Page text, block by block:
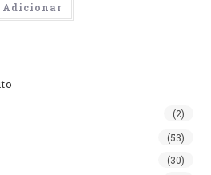
Adicionar
(2)
(53)
(30)